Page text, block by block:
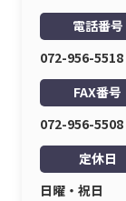
電話番号
072-956-5518
FAX番号
072-956-5508
定休日
日曜・祝日